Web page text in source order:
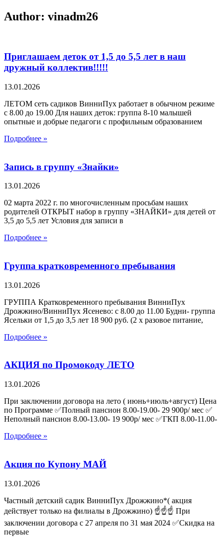
Author: vinadm26
Приглашаем деток от 1,5 до 5,5 лет в наш
дружный коллектив!!!!!
13.01.2026
ЛЕТОМ сеть садиков ВинниПух работает в обычном режиме
с 8.00 до 19.00 Для наших деток: группа 8-10 малышей
опытные и добрые педагоги с профильным образованием
Подробнее »
Запись в группу «Знайки»
13.01.2026
02 марта 2022 г. по многочисленным просьбам наших
родителей ОТКРЫТ набор в группу «ЗНАЙКИ» для детей от
3,5 до 5,5 лет Условия для записи в
Подробнее »
Группа кратковременного пребывания
13.01.2026
ГРУППА Кратковременного пребывания ВинниПух
Дрожжино/ВинниПух Ясенево: с 8.00 до 11.00 Будни- группа
Ясельки от 1,5 до 3,5 лет 18 900 руб. (2 х разовое питание,
Подробнее »
АКЦИЯ по Промокоду ЛЕТО
13.01.2026
При заключении договора на лето ( июнь+июль+август) Цена
по Программе ✅Полный пансион 8.00-19.00- 29 900р/ мес ✅
Неполный пансион 8.00-13.00- 19 900р/ мес ✅ГКП 8.00-11.00-
Подробнее »
Акция по Купону МАЙ
13.01.2026
Частный детский садик ВинниПух Дрожжино*( акция
действует только на филиалы в Дрожжино) ☝️☝️☝️ При
заключении договора с 27 апреля по 31 мая 2024 ✅Скидка на
первые